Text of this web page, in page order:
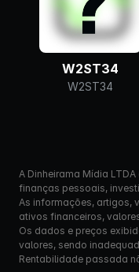
W2ST34
W2ST34
A Dinheirama Mídia
finanças pessoais,
As informações, artigos,
ativos financeiros,
Os dados e preços
valores, sendo
Rentabilidade passada